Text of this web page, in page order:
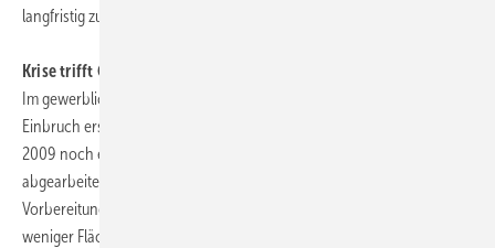
langfristig zu geringeren Bauinvestitionen führen.
Krise trifft Gewerbebau erst in 2010
Im gewerblichen Bau wird sich der zurückliegende wirtschaftliche
Einbruch erst im laufenden Jahr voll bemerkbar machen. Nachdem
2009 noch eine Vielzahl bereits begonnener Bauvorhaben
abgearbeitet werden konnte, sind derzeit nur noch wenige Projekte in
Vorbereitung. So wurden im Hochbau vergangenes Jahr deutlich
weniger Flächen genehmigt. Auch das Volumen an neuen